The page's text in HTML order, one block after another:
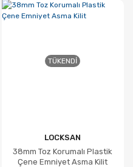
TÜKENDI
LOCKSAN
38mm Toz Korumalı Plastik
Çene Emniyet Asma Kilit